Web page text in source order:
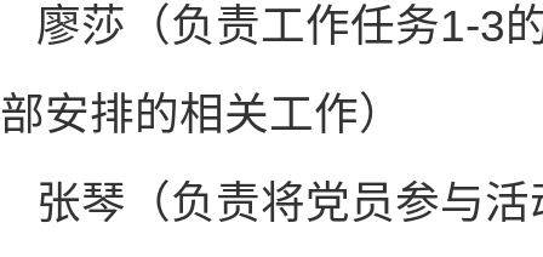
廖莎（负责工作任务1-3
部安排的相关工作）
张琴（负责将党员参与